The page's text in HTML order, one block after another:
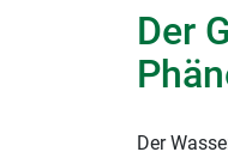
Der
Der